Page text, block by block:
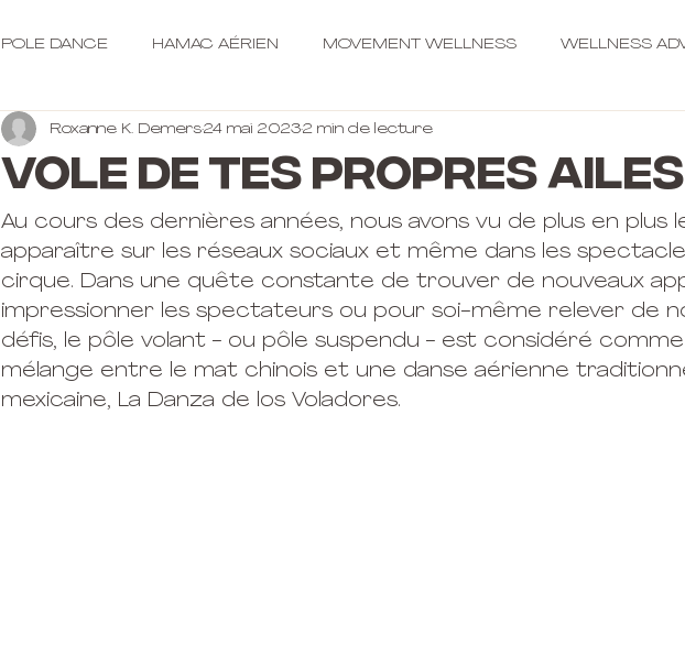
POLE DANCE HAMAC AÉRIEN MOVEMENT WELLNESS WELLNESS
Vole de tes propres ailes
Roxanne K. Demers24 mai 20232 min de lecture
Au cours des dernières années, nous avons vu de plus en plus
apparaître sur les réseaux sociaux et même dans les
cirque. Dans une quête constante de trouver de nouveaux
impressionner les spectateurs ou pour soi-même relever de
défis, le pôle volant - ou pôle suspendu - est considéré
mélange entre le mat chinois et une danse aérienne
mexicaine, La Danza de los Voladores.